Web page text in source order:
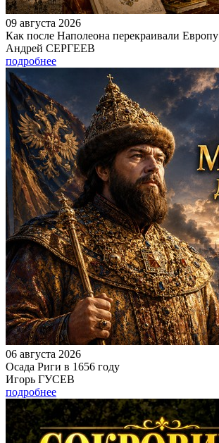
09 августа 2026
Как после Наполеона перекраивали Европу
Андрей СЕРГЕЕВ
подробнее
06 августа 2026
Осада Риги в 1656 году
Игорь ГУСЕВ
подробнее